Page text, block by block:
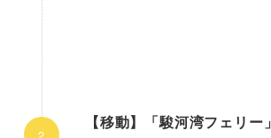
【移動】「駿河湾フェリー」